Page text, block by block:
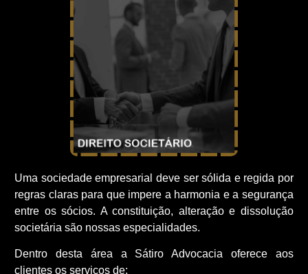
Uma sociedade empresarial deve ser sólida e regida por
regras claras para que impere a harmonia e a segurança
entre os sócios. A constituição, alteração e dissolução
societária são nossas especialidades.
Dentro desta área a Sátiro Advocacia oferece aos
clientes os serviços de: